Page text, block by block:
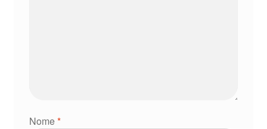
Nome*